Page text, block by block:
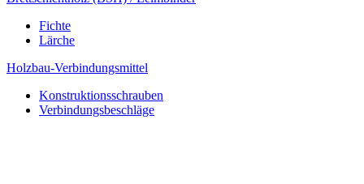
Fichte
Lärche
Holzbau-Verbindungsmittel
Konstruktionsschrauben
Verbindungsbeschläge